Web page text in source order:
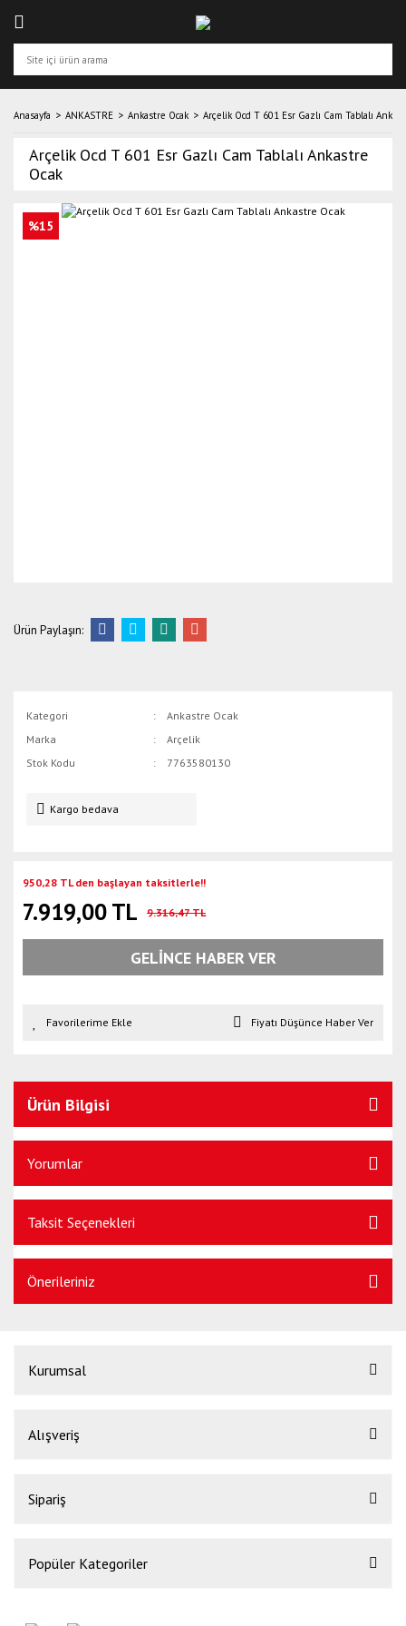
Anasayfa ANKASTRE Ankastre Ocak Arçelik Ocd T 601 Esr Gazlı Cam Tablalı
Arçelik Ocd T 601 Esr Gazlı Cam Tablalı Ankastre
Ocak
%15
Ürün Paylaşın:
Kategori
Ankastre Ocak
Marka
Arçelik
Stok Kodu
7763580130
Kargo bedava
950,28 TL den başlayan taksitlerle!!
7.919,00 TL 9.316,47 TL
GELİNCE HABER VER
Fiyatı Düşünce Haber Ver
Ürün Bilgisi
Yorumlar
Taksit Seçenekleri
Önerileriniz
Kurumsal
Alışveriş
Sipariş
Popüler Kategoriler